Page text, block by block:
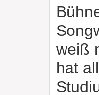
weiß
hat